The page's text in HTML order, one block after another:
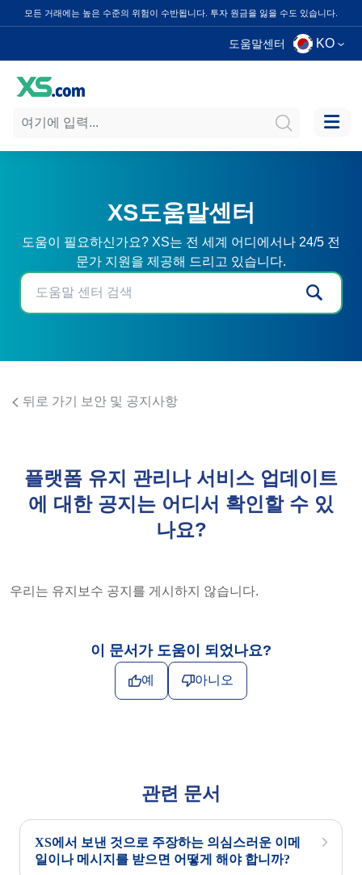
모든 거래에는 높은 수준의 위험이 수반됩니다. 투자 원금을 잃을 수도 있습니다.
도움말센터 KO
XS도움말센터
도움이 필요하신가요? XS는 전 세계 어디에서나 24/5 전
문가 지원을 제공해 드리고 있습니다.
뒤로 가기 보안 및 공지사항
플랫폼 유지 관리나 서비스 업데이트
에 대한 공지는 어디서 확인할 수 있
나요?
우리는 유지보수 공지를 게시하지 않습니다.
이 문서가 도움이 되었나요?
예 아니오
관련 문서
XS에서 보낸 것으로 주장하는 의심스러운 이메
일이나 메시지를 받으면 어떻게 해야 합니까?